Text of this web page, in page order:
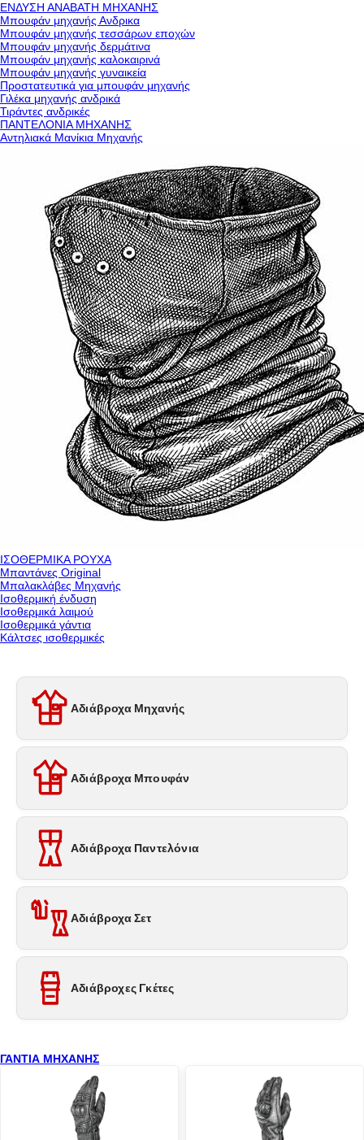
ΕΝΔΥΣΗ ΑΝΑΒΑΤΗ ΜΗΧΑΝΗΣ
Μπουφάν μηχανής Ανδρικα
Μπουφάν μηχανής τεσσάρων εποχών
Μπουφάν μηχανής δερμάτινα
Μπουφάν μηχανής καλοκαιρινά
Μπουφάν μηχανής γυναικεία
Προστατευτικά για μπουφάν μηχανής
Γιλέκα μηχανής ανδρικά
Τιράντες ανδρικές
ΠΑΝΤΕΛΟΝΙΑ ΜΗΧΑΝΗΣ
Αντηλιακά Μανίκια Μηχανής
ΙΣΟΘΕΡΜΙΚΑ ΡΟΥΧΑ
Μπαντάνες Original
Μπαλακλάβες Μηχανής
Ισοθερμική ένδυση
Ισοθερμικά λαιμού
Ισοθερμικά γάντια
Κάλτσες ισοθερμικές
Αδιάβροχα Μηχανής
Αδιάβροχα Μπουφάν
Αδιάβροχα Παντελόνια
Αδιάβροχα Σετ
Αδιάβροχες Γκέτες
ΓΑΝΤΙΑ ΜΗΧΑΝΗΣ